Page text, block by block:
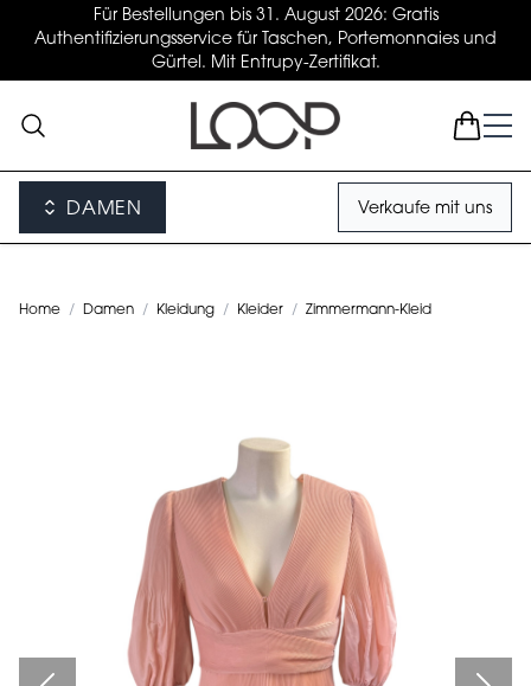
Für Bestellungen bis 31. August 2026: Gratis
Authentifizierungsservice für Taschen, Portemonnaies und
Gürtel. Mit Entrupy-Zertifikat.
DAMEN Verkaufe mit uns
Home / Damen / Kleidung / Kleider / Zimmermann-Kleid